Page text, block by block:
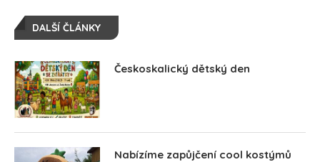
DALŠÍ ČLÁNKY
Českoskalický dětský den
Nabízíme zapůjčení cool kostýmů